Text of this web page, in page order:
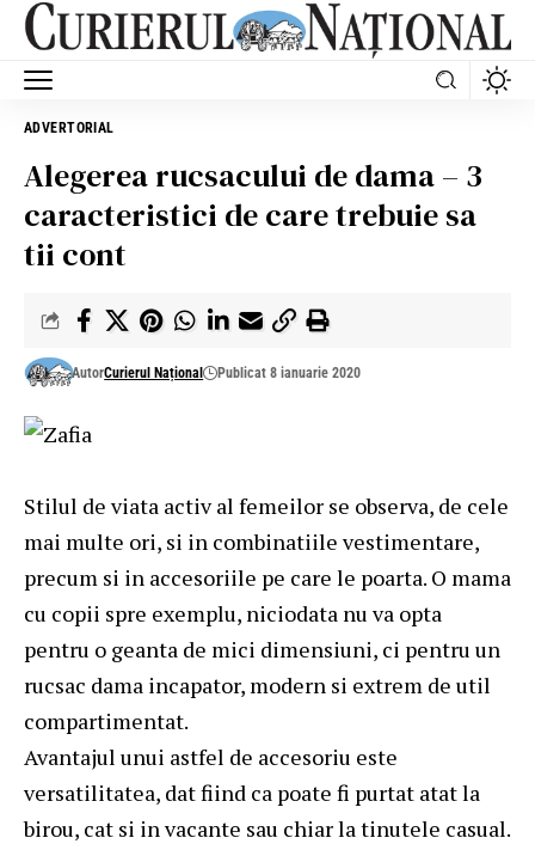
ADVERTORIAL
Alegerea rucsacului de dama – 3
caracteristici de care trebuie sa
tii cont
AutorCurierul Național Publicat 8 ianuarie 2020
Stilul de viata activ al femeilor se observa, de cele
mai multe ori, si in combinatiile vestimentare,
precum si in accesoriile pe care le poarta. O mama
cu copii spre exemplu, niciodata nu va opta
pentru o geanta de mici dimensiuni, ci pentru un
rucsac dama incapator, modern si extrem de util
compartimentat.
Avantajul unui astfel de accesoriu este
versatilitatea, dat fiind ca poate fi purtat atat la
birou, cat si in vacante sau chiar la tinutele casual.